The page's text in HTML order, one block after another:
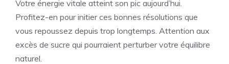
Votre énergie vitale atteint son pic aujourd’hui.
Profitez-en pour initier ces bonnes résolutions que
vous repoussez depuis trop longtemps. Attention aux
excès de sucre qui pourraient perturber votre équilibre
naturel.